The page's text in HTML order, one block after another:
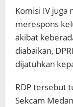
Komisi IV juga
merespons
akibat
diabaikan,
dijatuhkan
RDP tersebut
Sekcam